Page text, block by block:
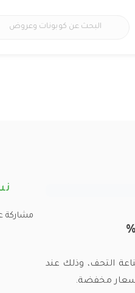
صناعة التحف، وذلك عند
مخفضة.
مشاركة